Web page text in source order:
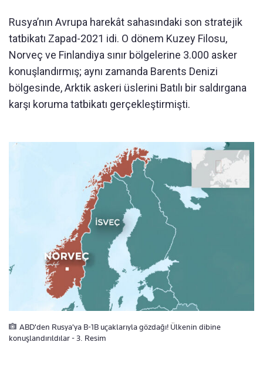
Rusya’nın Avrupa harekât sahasındaki son stratejik
tatbikatı Zapad-2021 idi. O dönem Kuzey Filosu,
Norveç ve Finlandiya sınır bölgelerine 3.000 asker
konuşlandırmış; aynı zamanda Barents Denizi
bölgesinde, Arktik askeri üslerini Batılı bir saldırgana
karşı koruma tatbikatı gerçekleştirmişti.
ABD'den Rusya'ya B-1B uçaklarıyla gözdağı! Ülkenin dibine
konuşlandırıldılar - 3. Resim